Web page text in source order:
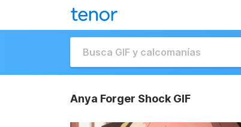
Anya Forger Shock GIF